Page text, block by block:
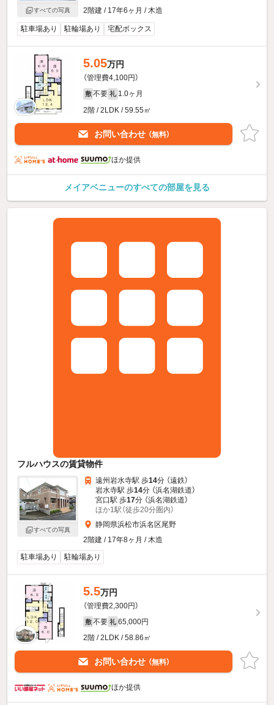
すべての写真
2階建 / 17年6ヶ月 / 木造
駐車場あり 駐輪場あり 宅配ボックス
5.05万円
（管理費4,100円）
敷 不要 礼 1.0ヶ月
2階 / 2LDK / 59.55㎡
お問い合わせ （無料）
ほか提供
メイアベニューのすべての部屋を見る
フルハウスの賃貸物件
すべての写真
遠州岩水寺駅 歩14分 （遠鉄）
岩水寺駅 歩14分 （浜名湖鉄道）
宮口駅 歩17分 （浜名湖鉄道）
ほか1駅（徒歩20分圏内）
静岡県浜松市浜名区尾野
2階建 / 17年8ヶ月 / 木造
駐車場あり
駐輪場あり
5.5万円
（管理費2,300円）
敷 不要 礼 65,000円
2階 / 2LDK / 58.86㎡
お問い合わせ （無料）
ほか提供